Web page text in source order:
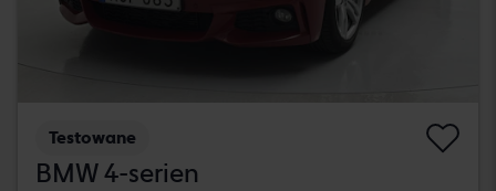
Testowane
BMW 4-serien